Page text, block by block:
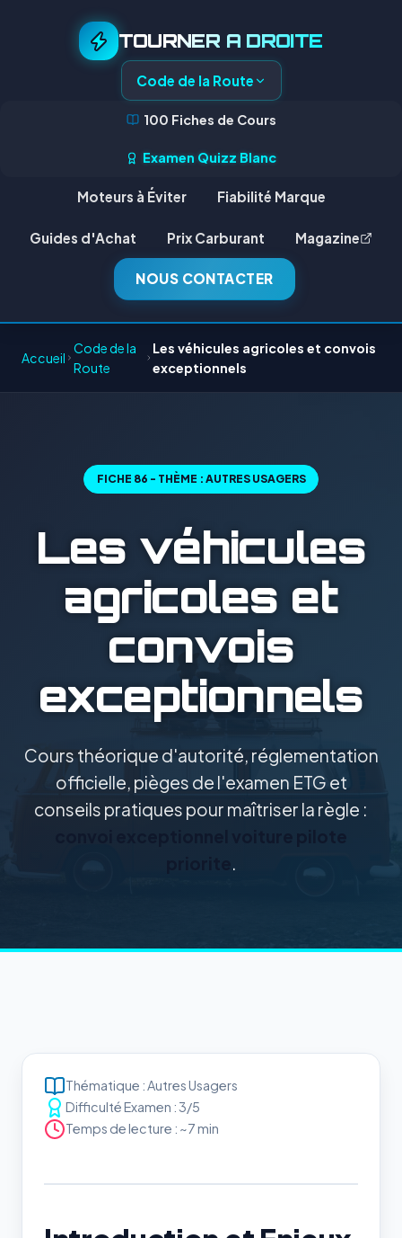
TOURNER A DROITE
Code de la Route
100 Fiches de Cours
Examen Quizz Blanc
Moteurs à Éviter Fiabilité Marque
Guides d'Achat Prix Carburant Magazine
NOUS CONTACTER
Accueil
Code de la
Route
Les véhicules agricoles et convois
exceptionnels
FICHE 86 - THÈME : AUTRES USAGERS
Les véhicules
agricoles et
convois
exceptionnels
Cours théorique d'autorité, réglementation
officielle, pièges de l'examen ETG et
conseils pratiques pour maîtriser la règle :
.
Thématique : Autres Usagers
Difficulté Examen : 3/5
Temps de lecture : ~7 min